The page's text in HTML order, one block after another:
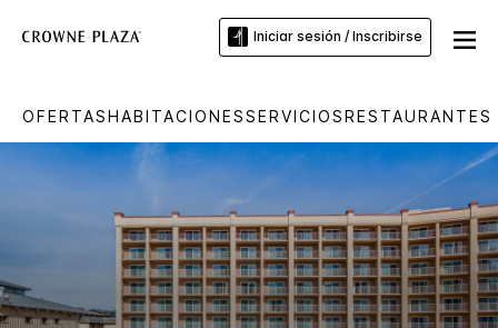
Iniciar sesión / Inscribirse
OFERTASHABITACIONESSERVICIOS